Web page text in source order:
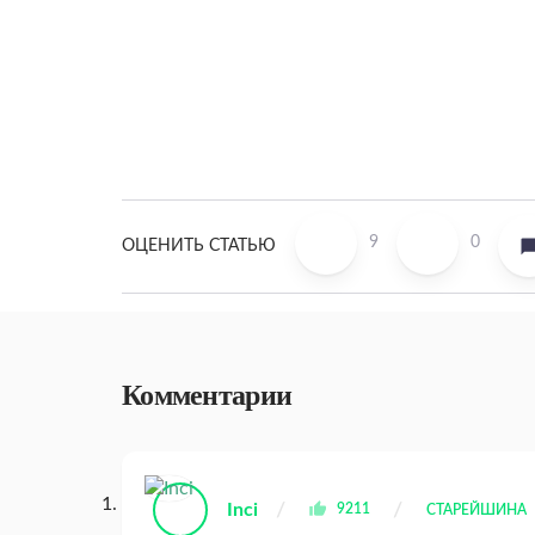
ОЦЕНИТЬ СТАТЬЮ 9 0
Комментарии
Inci 9211 СТАРЕЙШИНА